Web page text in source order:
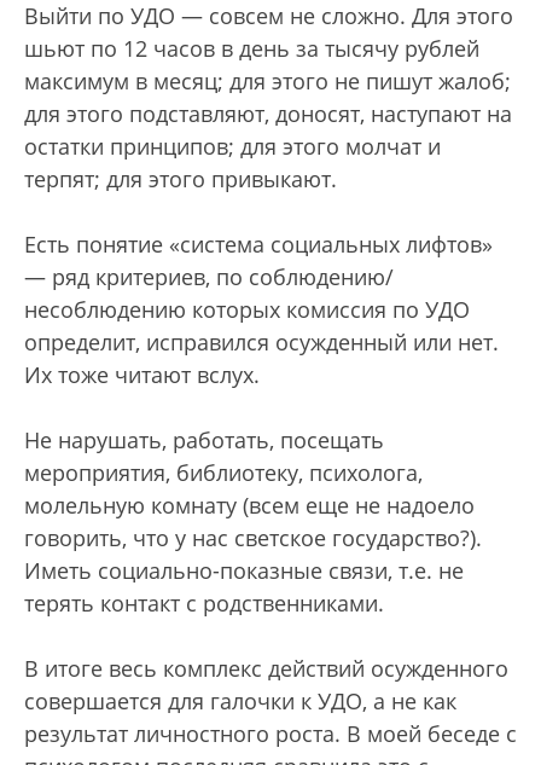
Выйти по УДО — совсем не сложно. Для этого
шьют по 12 часов в день за тысячу рублей
максимум в месяц; для этого не пишут жалоб;
для этого подставляют, доносят, наступают на
остатки принципов; для этого молчат и
терпят; для этого привыкают.
Есть понятие «система социальных лифтов»
— ряд критериев, по соблюдению/
несоблюдению которых комиссия по УДО
определит, исправился осужденный или нет.
Их тоже читают вслух.
Не нарушать, работать, посещать
мероприятия, библиотеку, психолога,
молельную комнату (всем еще не надоело
говорить, что у нас светское государство?).
Иметь социально-показные связи, т.е. не
терять контакт с родственниками.
В итоге весь комплекс действий осужденного
совершается для галочки к УДО, а не как
результат личностного роста. В моей беседе с